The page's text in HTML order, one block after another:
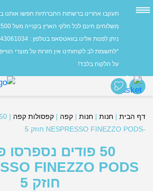
תעקבו אחרינו ברשתות החברתיות חפשו אותנו
משלוחים חינם לכל חלקי הארץ בקנייה מעל 500 ש״ח
ניתן לפנות אלינו בוואטסאפ בטלפון : 0543061034
*לתשומת לב לקוחותינו אין חזרות על מוצרי
על הלקוח בלבד!
0
דף הבית | חנות | חנות | קפה | קפסולות קפה |
-NESPRESSO FINEZZO PODS חוזק 5
50 פודים נספרסו
FINEZZO PODS
חוזק 5